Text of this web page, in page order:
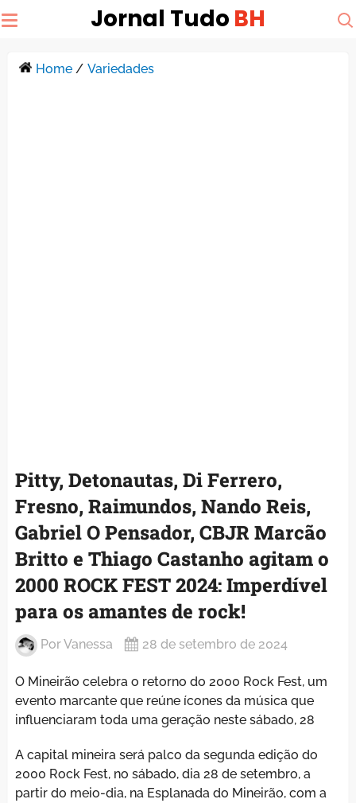
Jornal Tudo BH
Home/ Variedades
Pitty, Detonautas, Di Ferrero,
Fresno, Raimundos, Nando Reis,
Gabriel O Pensador, CBJR Marcão
Britto e Thiago Castanho agitam o
2000 ROCK FEST 2024: Imperdível
para os amantes de rock!
PorVanessa 28 de setembro de 2024
O Mineirão celebra o retorno do 2000 Rock Fest, um
evento marcante que reúne ícones da música que
influenciaram toda uma geração neste sábado, 28
A capital mineira será palco da segunda edição do
2000 Rock Fest, no sábado, dia 28 de setembro, a
partir do meio-dia, na Esplanada do Mineirão, com a